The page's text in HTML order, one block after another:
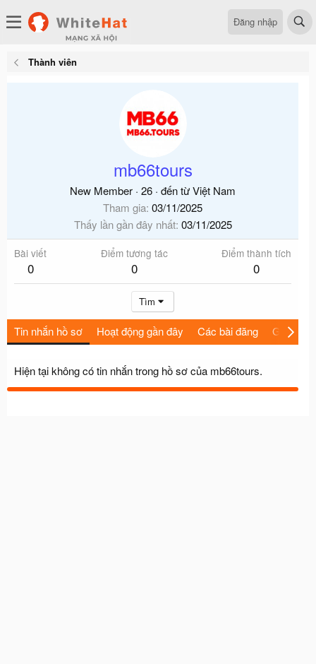
Đăng nhập
Thành viên
mb66tours
New Member · 26 · đến từViệt Nam
Tham gia 03/11/2025
Thấy lần gần đây nhất 03/11/2025
Bài viết
0
Điểm tương tác
0
Điểm thành tích
0
Tìm
Tin nhắn hồ sơ Hoạt động gần đây Các bài đăng Giới thiệu
Hiện tại không có tin nhắn trong hồ sơ của mb66tours.